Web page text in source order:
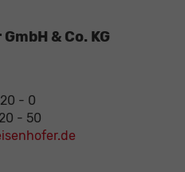
& Co. KG
- 0
- 50